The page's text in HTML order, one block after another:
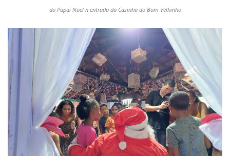
do Papai Noel n entrada da Casinha do Bom Velhinho